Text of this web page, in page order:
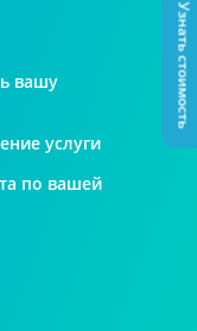
вашу
услуги
по вашей
Узнать стоимость